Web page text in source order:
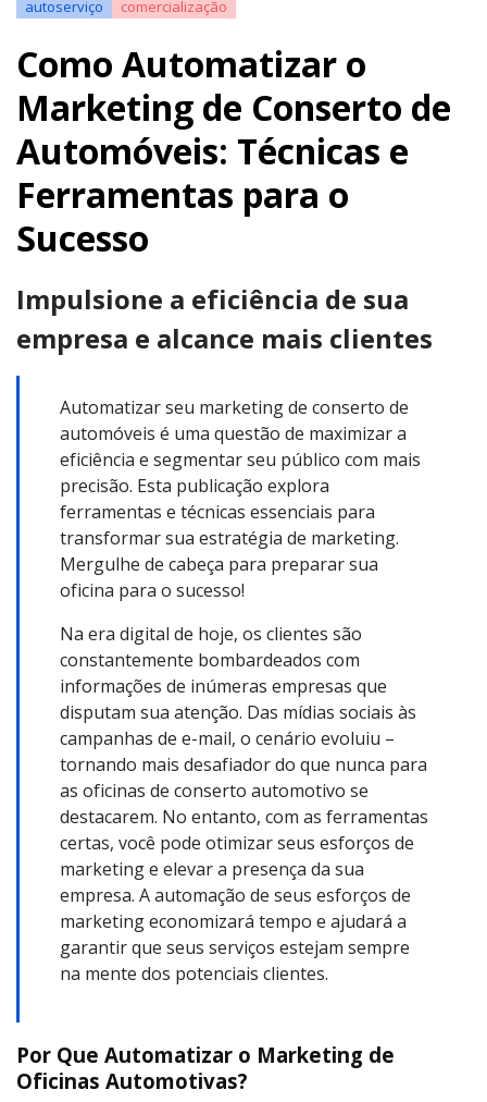
autoserviço comercialização
Como Automatizar o
Marketing de Conserto de
Automóveis: Técnicas e
Ferramentas para o
Sucesso
Impulsione a eficiência de sua
empresa e alcance mais clientes
Automatizar seu marketing de conserto de
automóveis é uma questão de maximizar a
eficiência e segmentar seu público com mais
precisão. Esta publicação explora
ferramentas e técnicas essenciais para
transformar sua estratégia de marketing.
Mergulhe de cabeça para preparar sua
oficina para o sucesso!
Na era digital de hoje, os clientes são
constantemente bombardeados com
informações de inúmeras empresas que
disputam sua atenção. Das mídias sociais às
campanhas de e-mail, o cenário evoluiu –
tornando mais desafiador do que nunca para
as oficinas de conserto automotivo se
destacarem. No entanto, com as ferramentas
certas, você pode otimizar seus esforços de
marketing e elevar a presença da sua
empresa. A automação de seus esforços de
marketing economizará tempo e ajudará a
garantir que seus serviços estejam sempre
na mente dos potenciais clientes.
Por Que Automatizar o Marketing de
Oficinas Automotivas?